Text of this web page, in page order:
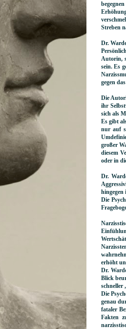
Streben
Dr.
Autorin,
sein. Es
gegen
Die
ihr
sich als
Es gibt
nur auf
großer
diesem
oder in
Dr.
hingegen
Die
erhöht
Dr.
Blick
schneller
Die
genau
fataler
Fakten